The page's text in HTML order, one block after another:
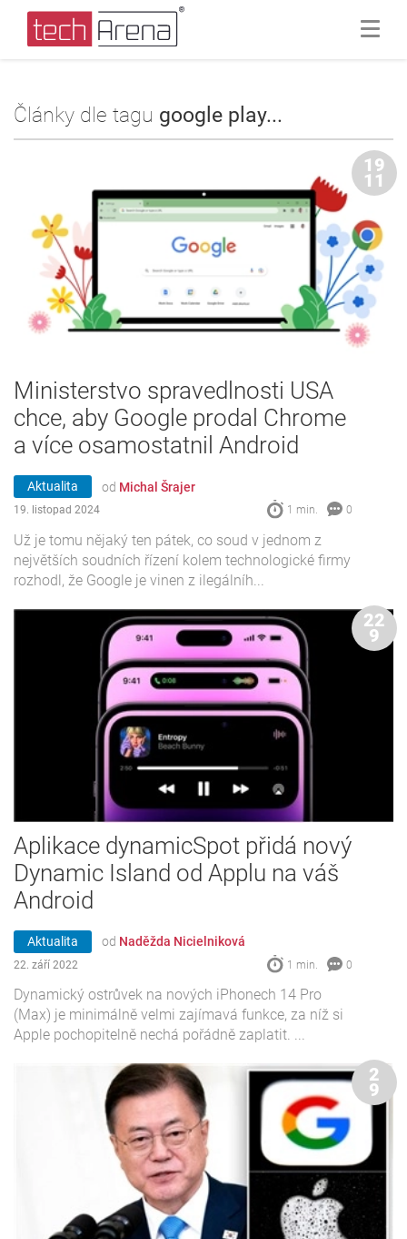
Články dle tagu google play...
Ministerstvo spravedlnosti USA
chce, aby Google prodal Chrome
a více osamostatnil Android
Aktualita od Michal Šrajer
19. listopad 2024 1 min. 0
Už je tomu nějaký ten pátek, co soud v jednom z
největších soudních řízení kolem technologické firmy
rozhodl, že Google je vinen z ilegálníh...
19
11
Aplikace dynamicSpot přidá nový
Dynamic Island od Applu na váš
Android
Aktualita od Naděžda Nicielniková
22. září 2022 1 min. 0
Dynamický ostrůvek na nových iPhonech 14 Pro
(Max) je minimálně velmi zajímavá funkce, za níž si
Apple pochopitelně nechá pořádně zaplatit. ...
22
9
2
9